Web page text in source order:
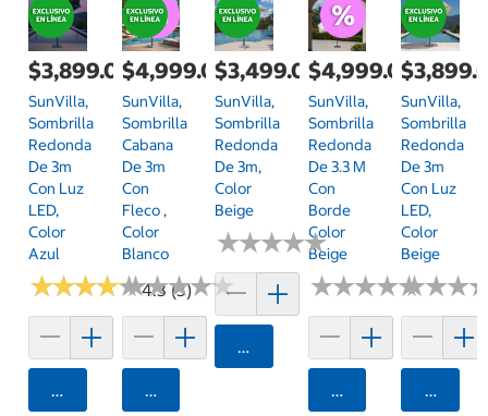
$3,899.00
SunVilla,
Sombrilla
Redonda
De 3m
Con Luz
LED,
Color
Azul
★★★★★
★★★★★4.3 (3)
Agregar
$4,999.00
SunVilla,
Sombrilla
Cabana
De 3m
Con
Fleco ,
Color
Blanco
★★★★★
★★★★★
Agregar
$3,499.00
SunVilla,
Sombrilla
Redonda
De 3m,
Color
Beige
★★★★★
★★★★★
Agregar
$4,999.00
SunVilla,
Sombrilla
Redonda
De 3.3 M
Con
Borde
Color
Beige
★★★★★
★★★★★
Agregar
SunVilla,
Sombrilla
Redonda
De 3m
Con Luz
LED,
Color
Beige
★★★
★★★